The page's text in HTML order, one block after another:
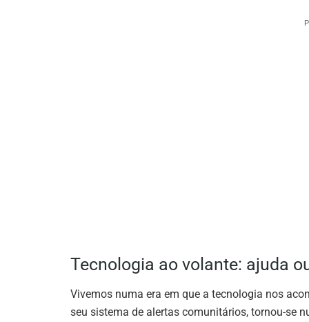
Tecnologia ao volante: ajuda
Vivemos numa era em que a tecnologia nos
seu sistema de alertas comunitários, tornou-se